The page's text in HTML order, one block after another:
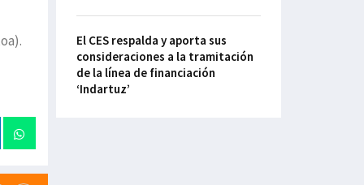
El CES respalda y aporta sus
consideraciones a la tramitación
de la línea de financiación
‘Indartuz’